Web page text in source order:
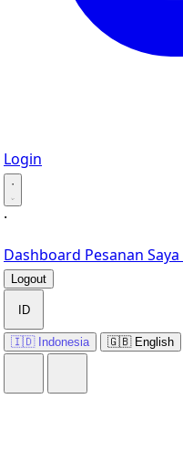
Login
·
·
Dashboard Pesanan Saya
Logout
ID
🇮🇩 Indonesia 🇬🇧 English